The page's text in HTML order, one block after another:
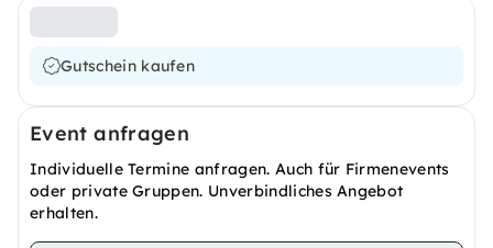
Gutschein kaufen
Event anfragen
Individuelle Termine anfragen. Auch für Firmenevents
oder private Gruppen. Unverbindliches Angebot
erhalten.